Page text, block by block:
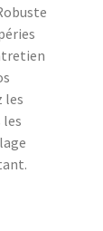
les
les